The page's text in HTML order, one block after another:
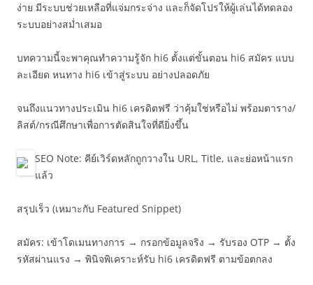
ง่าย มีระบบช่วยเหลือที่แจ่มกระจ่าง และก็จัดโปรให้ผู้เล่นได้ทดลอง
ระบบอย่างสม่ำเสมอ
บทความนี้จะพาคุณทำความรู้จัก hi6 ตั้งแต่ขั้นตอน hi6 สมัคร แบบ
ละเอียด หนทาง hi6 เข้าสู่ระบบ อย่างปลอดภัย
จนถึงแนวทางประเมิน hi6 เครดิตฟรี ว่าคุ้มใช่หรือไม่ พร้อมตาราง/
ลิสต์/กรณีศึกษาเพื่อการตัดสินใจที่ดียิ่งขึ้น
SEO Note: คีย์เวิร์ดหลักถูกวางใน URL, Title, และย่อหน้าแรก
แล้ว
สรุปเร็ว (เหมาะกับ Featured Snippet)
สมัคร: เข้าโดเมนทางการ → กรอกข้อมูลจริง → รับรอง OTP → ตั้ง
รหัสผ่านแรง → พินิจพิเคราะห์รับ hi6 เครดิตฟรี ตามข้อตกลง